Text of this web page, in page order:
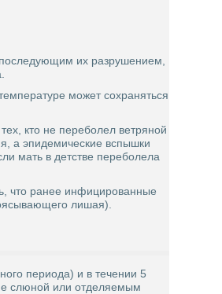
последующим их разрушением,
может сохраняться
кто не переболел ветряной
а эпидемические вспышки
мать в детстве переболела
что ранее инфицированные
лишая).
периода) и в течении 5
слюной или отделяемым